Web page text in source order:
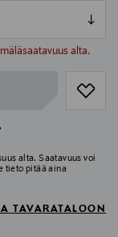
alta.
alta. Saatavuus voi
tieto pitää aina
TAVARATALOON